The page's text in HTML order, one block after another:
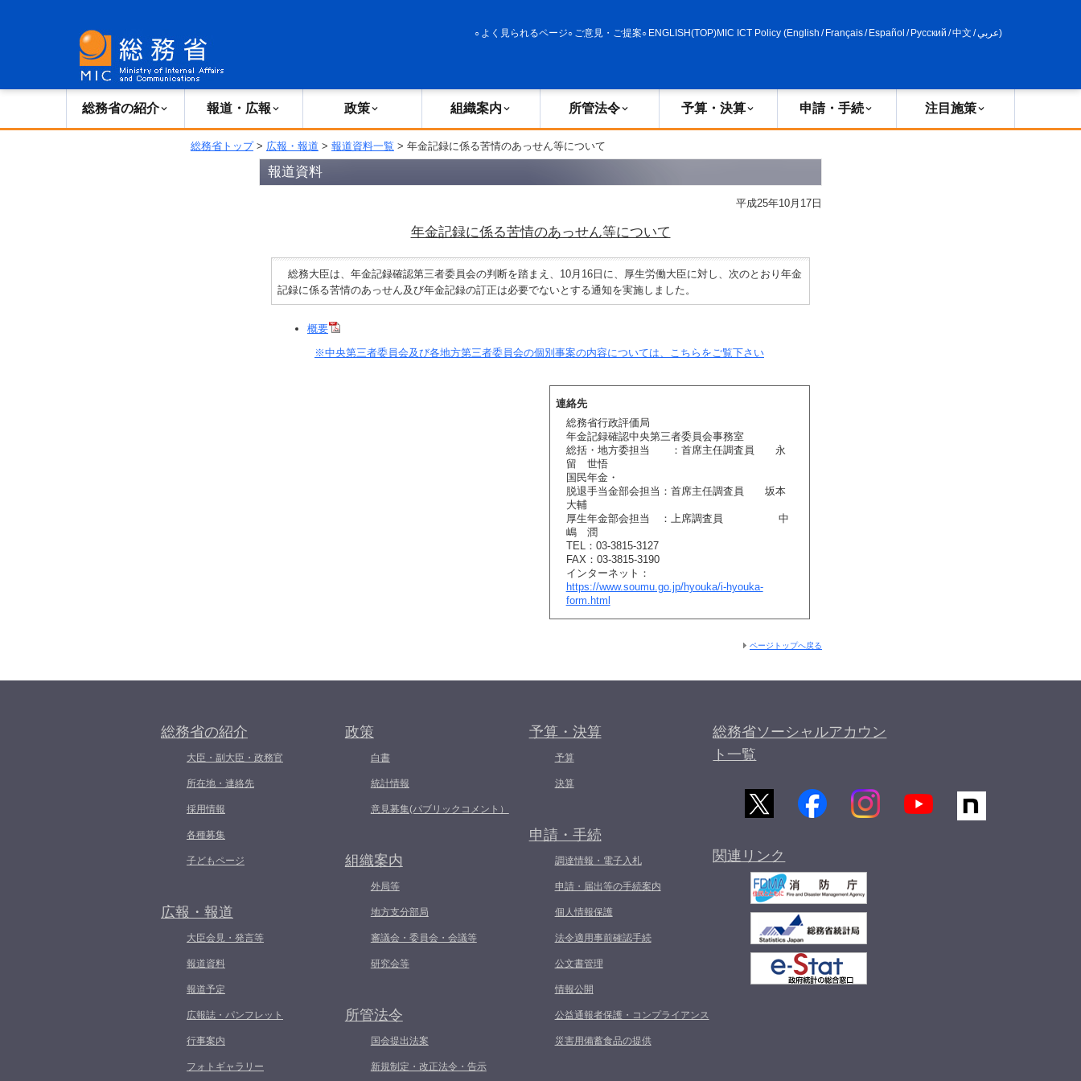
よく見られるページ ご意見・ご提案 ENGLISH(TOP)MIC ICT Policy (English / Français/ Español / Русский /中文 /عربي)
総務省の紹介 報道・広報 政策 組織案内 所管法令 予算・決算 申請・手続 注目施策
総務省トップ> 広報・報道 > 報道資料一覧 > 年金記録に係る苦情のあっせん等について
報道資料
平成25年10月17日
年金記録に係る苦情のあっせん等について
総務大臣は、年金記録確認第三者委員会の判断を踏まえ、10月16日に、厚生労働大臣に対し、次のとおり年金
記録に係る苦情のあっせん及び年金記録の訂正は必要でないとする通知を実施しました。
概要
※中央第三者委員会及び各地方第三者委員会の個別事案の内容については、こちらをご覧下さい
連絡先
総務省行政評価局
年金記録確認中央第三者委員会事務室
総括・地方委担当 ：首席主任調査員 永
留 世悟
国民年金・
脱退手当金部会担当：首席主任調査員 坂本
大輔
厚生年金部会担当 ：上席調査員 中
嶋 潤
TEL：03-3815-3127
FAX：03-3815-3190
インターネット：
https://www.soumu.go.jp/hyouka/i-hyouka-
form.html
ページトップへ戻る
総務省の紹介
大臣・副大臣・政務官
所在地・連絡先
採用情報
各種募集
子どもページ
広報・報道
大臣会見・発言等
報道資料
報道予定
広報誌・パンフレット
行事案内
フォトギャラリー
政策
白書
統計情報
意見募集(パブリックコメント）
組織案内
外局等
地方支分部局
審議会・委員会・会議等
研究会等
所管法令
国会提出法案
新規制定・改正法令・告示
予算・決算
予算
決算
申請・手続
調達情報・電子入札
申請・届出等の手続案内
個人情報保護
法令適用事前確認手続
公文書管理
情報公開
公益通報者保護・コンプライアンス
災害用備蓄食品の提供
総務省ソーシャルアカウン
ト一覧
関連リンク